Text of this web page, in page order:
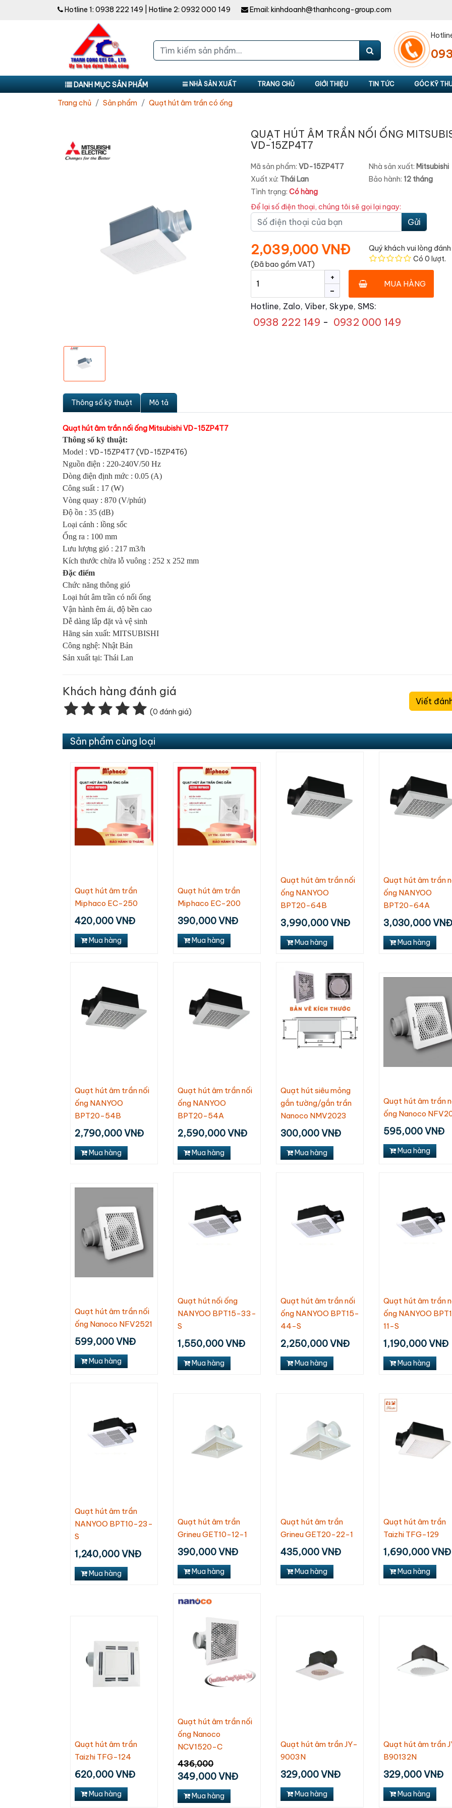
Hotline 1: 0938 222 149 | Hotline 2: 0932 000 149 Email: kinhdoanh@thanhcong-group.com
DANH MỤC SẢN PHẨM NHÀ SẢN XUẤT TRANG CHỦ GIỚI THIỆU TIN TỨC GÓC KỸ
Trang chủ Sản phẩm Quạt hút âm trần có ống
QUẠT HÚT ÂM TRẦN NỐI ỐNG
VD-15ZP4T7
Mã sản phẩm:VD-15ZP4T7 Nhà sản xuất: Mitsubishi
Xuất xứ: Thái Lan Bảo hành: 12 tháng
Tình trạng:Có hàng
Để lại số điện thoại, chúng tôi sẽ gọi lại ngay:
Gửi
2,039,000 VNĐ
(Đã bao gồm VAT)
Quý khách vui lòng đánh
Có 0 lượt.
-
+
MUA HÀNG
Hotline, Zalo, Viber, Skype, SMS:
0938 222 149 - 0932 000 149
Thông số kỹ thuật Mô tả
Quạt hút âm trần nối ống Mitsubishi VD-15ZP4T7
Thông số kỹ thuật:
Model : VD-15ZP4T7 (VD-15ZP4T6)
Nguồn điện : 220-240V/50 Hz
Dòng điện định mức : 0.05 (A)
Công suất : 17 (W)
Vòng quay : 870 (V/phút)
Độ ồn : 35 (dB)
Loại cánh : lồng sốc
Ống ra : 100 mm
Lưu lượng gió : 217 m3/h
Kích thước chừa lỗ vuông : 252 x 252 mm
Đặc điểm
Chức năng thông gió
Loại hút âm trần có nối ống
Vận hành êm ái, độ bền cao
Dễ dàng lắp đặt và vệ sinh
Hãng sản xuất: MITSUBISHI
Công nghệ: Nhật Bản
Sản xuất tại: Thái Lan
Khách hàng đánh giá
(0 đánh giá)
Viết
Sản phẩm cùng loại
Quạt hút âm trần
Miphaco EC-250
420,000 VNĐ
Mua hàng
Quạt hút âm trần
Miphaco EC-200
390,000 VNĐ
Mua hàng
Quạt hút âm trần nối
ống NANYOO
BPT20-64B
3,990,000 VNĐ
Mua hàng
Quạt hút âm trần
ống NANYOO
BPT20-64A
3,030,000 VNĐ
Mua hàng
Quạt hút âm trần nối
ống NANYOO
BPT20-54B
2,790,000 VNĐ
Mua hàng
Quạt hút âm trần nối
ống NANYOO
BPT20-54A
2,590,000 VNĐ
Mua hàng
Quạt hút siêu mỏng
gắn tường/gắn trần
Nanoco NMV2023
300,000 VNĐ
Mua hàng
Quạt hút âm trần
ống Nanoco
595,000 VNĐ
Mua hàng
Quạt hút âm trần nối
ống Nanoco NFV2521
599,000 VNĐ
Mua hàng
Quạt hút nối ống
NANYOO BPT15-33-
S
1,550,000 VNĐ
Mua hàng
Quạt hút âm trần nối
ống NANYOO BPT15-
44-S
2,250,000 VNĐ
Mua hàng
Quạt hút âm trần
ống NANYOO
11-S
1,190,000 VNĐ
Mua hàng
Quạt hút âm trần
NANYOO BPT10-23-
S
1,240,000 VNĐ
Mua hàng
Quạt hút âm trần
Grineu GET10-12-1
390,000 VNĐ
Mua hàng
Quạt hút âm trần
Grineu GET20-22-1
435,000 VNĐ
Mua hàng
Quạt hút âm trần
Taizhi TFG-129
1,690,000 VNĐ
Mua hàng
Quạt hút âm trần
Taizhi TFG-124
620,000 VNĐ
Mua hàng
Quạt hút âm trần nối
ống Nanoco
NCV1520-C
436,000
349,000 VNĐ
Mua hàng
Quạt hút âm trần JY-
9003N
329,000 VNĐ
Mua hàng
Quạt hút âm trần
B90132N
329,000 VNĐ
Mua hàng
Máy làm mát
Daikiosan DM201
3,050,000
Quạt trần
RA5 (màu xám
Máy làm mát
Liên hệ
Quạt thổi thảm
1,800,000
Quạt
210,000
190,000 VNĐ
1,100,000
1,060,000 VNĐ